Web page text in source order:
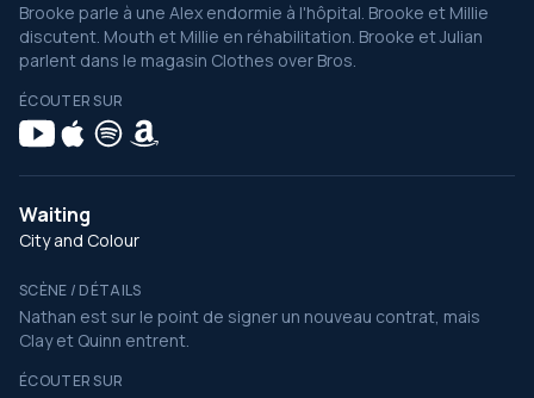
Brooke parle à une Alex endormie à l'hôpital. Brooke et Millie
discutent. Mouth et Millie en réhabilitation. Brooke et Julian
parlent dans le magasin Clothes over Bros.
ÉCOUTER SUR
Waiting
City and Colour
SCÈNE / DÉTAILS
Nathan est sur le point de signer un nouveau contrat, mais
Clay et Quinn entrent.
ÉCOUTER SUR